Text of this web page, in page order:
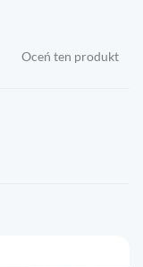
Oceń ten produkt